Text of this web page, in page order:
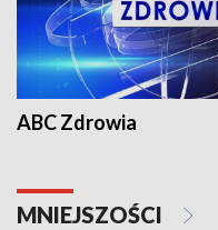
ABC Zdrowia
MNIEJSZOŚCI